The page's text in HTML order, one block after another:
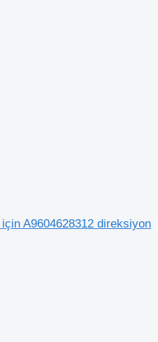
A9604628312 direksiyon